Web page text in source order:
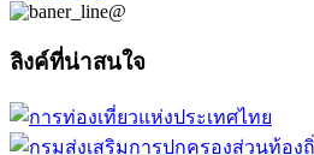
ลิงค์ที่น่าสนใจ